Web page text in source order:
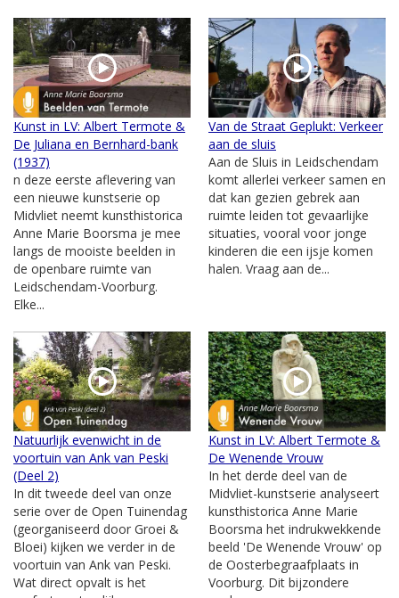
Kunst in LV: Albert Termote &
De Juliana en Bernhard-bank
(1937)
n deze eerste aflevering van
een nieuwe kunstserie op
Midvliet neemt kunsthistorica
Anne Marie Boorsma je mee
langs de mooiste beelden in
de openbare ruimte van
Leidschendam-Voorburg.
Elke...
Van de Straat Geplukt: Verkeer
aan de sluis
Aan de Sluis in Leidschendam
komt allerlei verkeer samen en
dat kan gezien gebrek aan
ruimte leiden tot gevaarlijke
situaties, vooral voor jonge
kinderen die een ijsje komen
halen. Vraag aan de...
Natuurlijk evenwicht in de
voortuin van Ank van Peski
(Deel 2)
In dit tweede deel van onze
serie over de Open Tuinendag
(georganiseerd door Groei &
Bloei) kijken we verder in de
voortuin van Ank van Peski.
Wat direct opvalt is het
Kunst in LV: Albert Termote &
De Wenende Vrouw
In het derde deel van de
Midvliet-kunstserie analyseert
kunsthistorica Anne Marie
Boorsma het indrukwekkende
beeld 'De Wenende Vrouw' op
de Oosterbegraafplaats in
Voorburg. Dit bijzondere